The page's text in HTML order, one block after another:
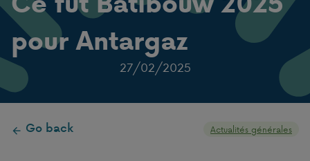
pour Antargaz
27/02/2025
Go back Actualités générales